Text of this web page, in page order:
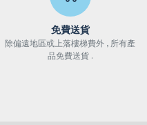
免費送貨
除偏遠地區或上落樓梯費外 , 所有產
品免費送貨 .